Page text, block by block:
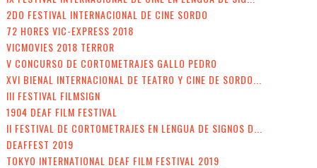
2DO FESTIVAL INTERNACIONAL DE CINE SORDO
72 HORES VIC-EXPRESS 2018
VICMOVIES 2018 TERROR
V CONCURSO DE CORTOMETRAJES GALLO PEDRO
XVI BIENAL INTERNACIONAL DE TEATRO Y CINE DE SORDO...
III FESTIVAL FILMSIGN
1904 DEAF FILM FESTIVAL
II FESTIVAL DE CORTOMETRAJES EN LENGUA DE SIGNOS D...
DEAFFEST 2019
TOKYO INTERNATIONAL DEAF FILM FESTIVAL 2019